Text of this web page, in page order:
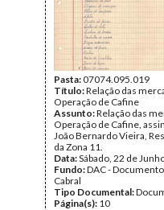
Pasta:07074.095.019
Título:Relação das
Operação de Cafine
Assunto:Relação das
Operação de Cafine,
João Bernardo Vieira,
da Zona 11.
Data:Sábado, 22 de
Fundo:DAC -
Cabral
Tipo Documental:
Página(s): 10